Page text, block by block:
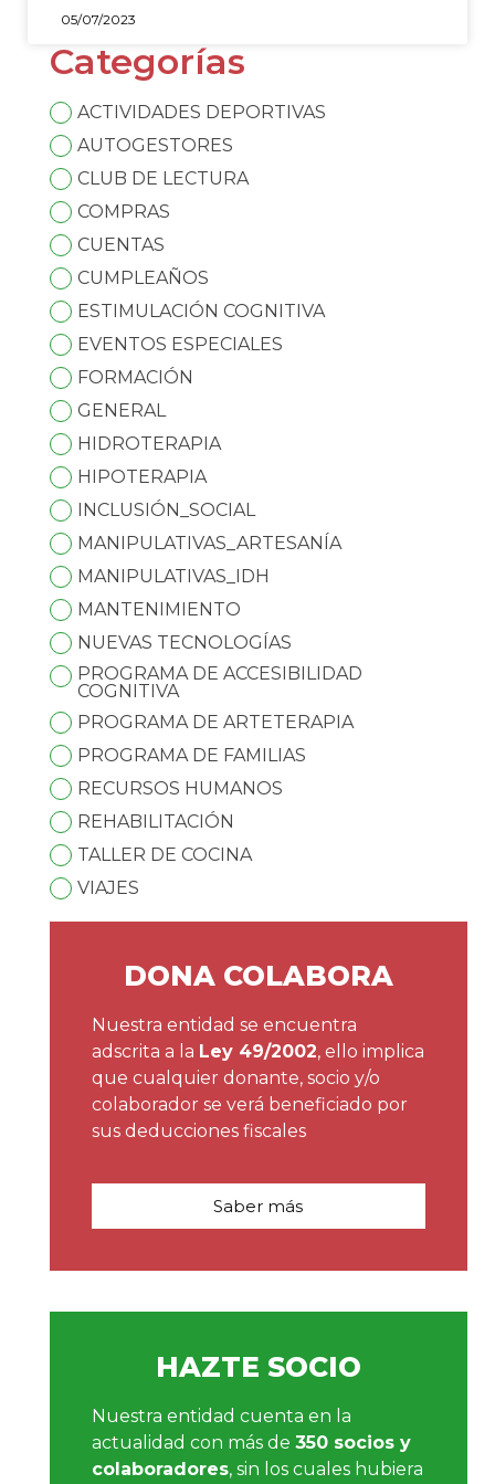
05/07/2023
Categorías
ACTIVIDADES DEPORTIVAS
AUTOGESTORES
CLUB DE LECTURA
COMPRAS
CUENTAS
CUMPLEAÑOS
ESTIMULACIÓN COGNITIVA
EVENTOS ESPECIALES
FORMACIÓN
GENERAL
HIDROTERAPIA
HIPOTERAPIA
INCLUSIÓN_SOCIAL
MANIPULATIVAS_ARTESANÍA
MANIPULATIVAS_IDH
MANTENIMIENTO
NUEVAS TECNOLOGÍAS
PROGRAMA DE ACCESIBILIDAD
COGNITIVA
PROGRAMA DE ARTETERAPIA
PROGRAMA DE FAMILIAS
RECURSOS HUMANOS
REHABILITACIÓN
TALLER DE COCINA
VIAJES
DONA COLABORA
Nuestra entidad se encuentra
adscrita a la Ley 49/2002, ello implica
que cualquier donante, socio y/o
colaborador se verá beneficiado por
sus deducciones fiscales
Saber más
HAZTE SOCIO
Nuestra entidad cuenta en la
actualidad con más de 350 socios y
colaboradores, sin los cuales hubiera